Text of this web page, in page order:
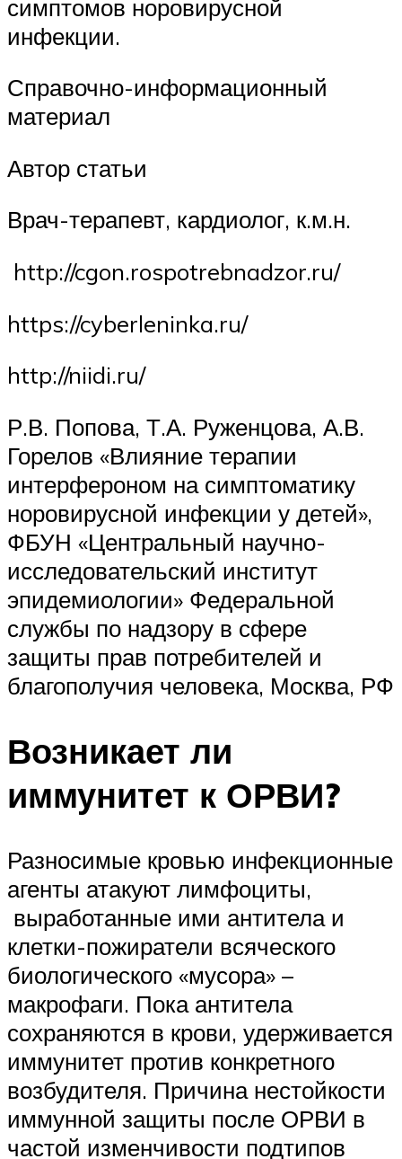
симптомов норовирусной
инфекции.
Справочно-информационный
материал
Автор статьи
Врач-терапевт, кардиолог, к.м.н.
http://cgon.rospotrebnadzor.ru/
https://cyberleninka.ru/
http://niidi.ru/
Р.В. Попова, Т.А. Руженцова, А.В.
Горелов «Влияние терапии
интерфероном на симптоматику
норовирусной инфекции у детей»,
ФБУН «Центральный научно-
исследовательский институт
эпидемиологии» Федеральной
службы по надзору в сфере
защиты прав потребителей и
благополучия человека, Москва, РФ
Возникает ли
иммунитет к ОРВИ?
Разносимые кровью инфекционные
агенты атакуют лимфоциты,
выработанные ими антитела и
клетки-пожиратели всяческого
биологического «мусора» –
макрофаги. Пока антитела
сохраняются в крови, удерживается
иммунитет против конкретного
возбудителя. Причина нестойкости
иммунной защиты после ОРВИ в
частой изменчивости подтипов